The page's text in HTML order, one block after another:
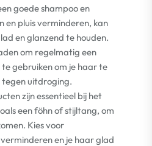
goede shampoo en
pluis verminderen, kan
en glanzend te houden.
om regelmatig een
gebruiken om je haar te
tegen uitdroging.
zijn essentieel bij het
een föhn of stijltang, om
Kies voor
en je haar glad